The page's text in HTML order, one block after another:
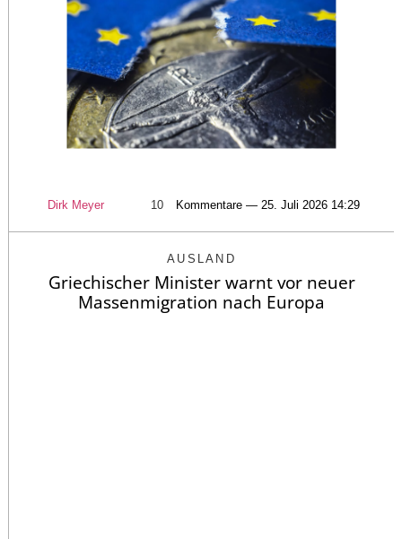
Dirk Meyer 10 Kommentare — 25. Juli 2026 14:29
AUSLAND
Griechischer Minister warnt vor neuer
Massenmigration nach Europa